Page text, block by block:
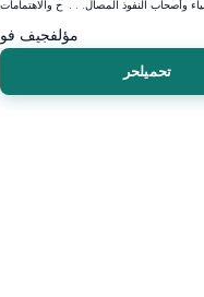
مؤلفجيف فو
تحميلحر